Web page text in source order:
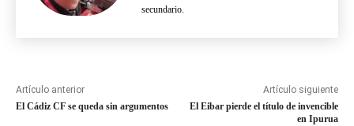
secundario.
Artículo anterior
El Cádiz CF se queda sin argumentos
Artículo siguiente
El Eibar pierde el título de invencible
en Ipurua